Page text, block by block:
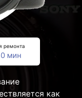
ремонта
мин
как